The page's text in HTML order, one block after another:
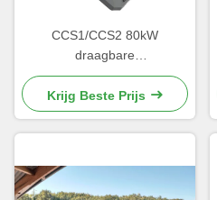
CCS1/CCS2 80kW
draagbare
gelijkstroomoplader met
wielen OCPP compatibel
Outdoor Workshop Ready
250A DC Input
Krijg Beste Prijs